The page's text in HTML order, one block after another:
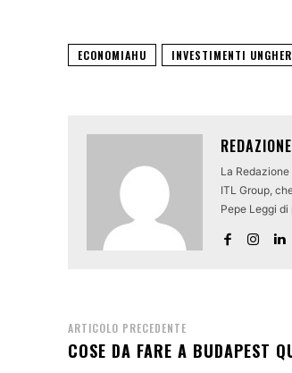
ECONOMIAHU INVESTIMENTI
REDAZIONE
La
ITL Group,
Pepe Leggi
ARTICOLO PRECEDENTE
COSE DA FARE A BUDAPEST